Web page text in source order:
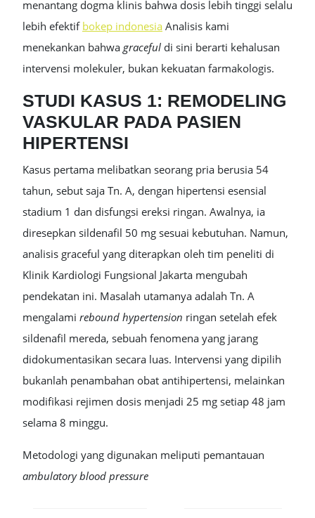
menantang dogma klinis bahwa dosis lebih tinggi selalu
lebih efektif bokep indonesia Analisis kami
menekankan bahwa graceful di sini berarti kehalusan
intervensi molekuler, bukan kekuatan farmakologis.
STUDI KASUS 1: REMODELING
VASKULAR PADA PASIEN
HIPERTENSI
Kasus pertama melibatkan seorang pria berusia 54
tahun, sebut saja Tn. A, dengan hipertensi esensial
stadium 1 dan disfungsi ereksi ringan. Awalnya, ia
diresepkan sildenafil 50 mg sesuai kebutuhan. Namun,
analisis graceful yang diterapkan oleh tim peneliti di
Klinik Kardiologi Fungsional Jakarta mengubah
pendekatan ini. Masalah utamanya adalah Tn. A
mengalami rebound hypertension ringan setelah efek
sildenafil mereda, sebuah fenomena yang jarang
didokumentasikan secara luas. Intervensi yang dipilih
bukanlah penambahan obat antihipertensi, melainkan
modifikasi rejimen dosis menjadi 25 mg setiap 48 jam
selama 8 minggu.
Metodologi yang digunakan meliputi pemantauan
ambulatory blood pressure